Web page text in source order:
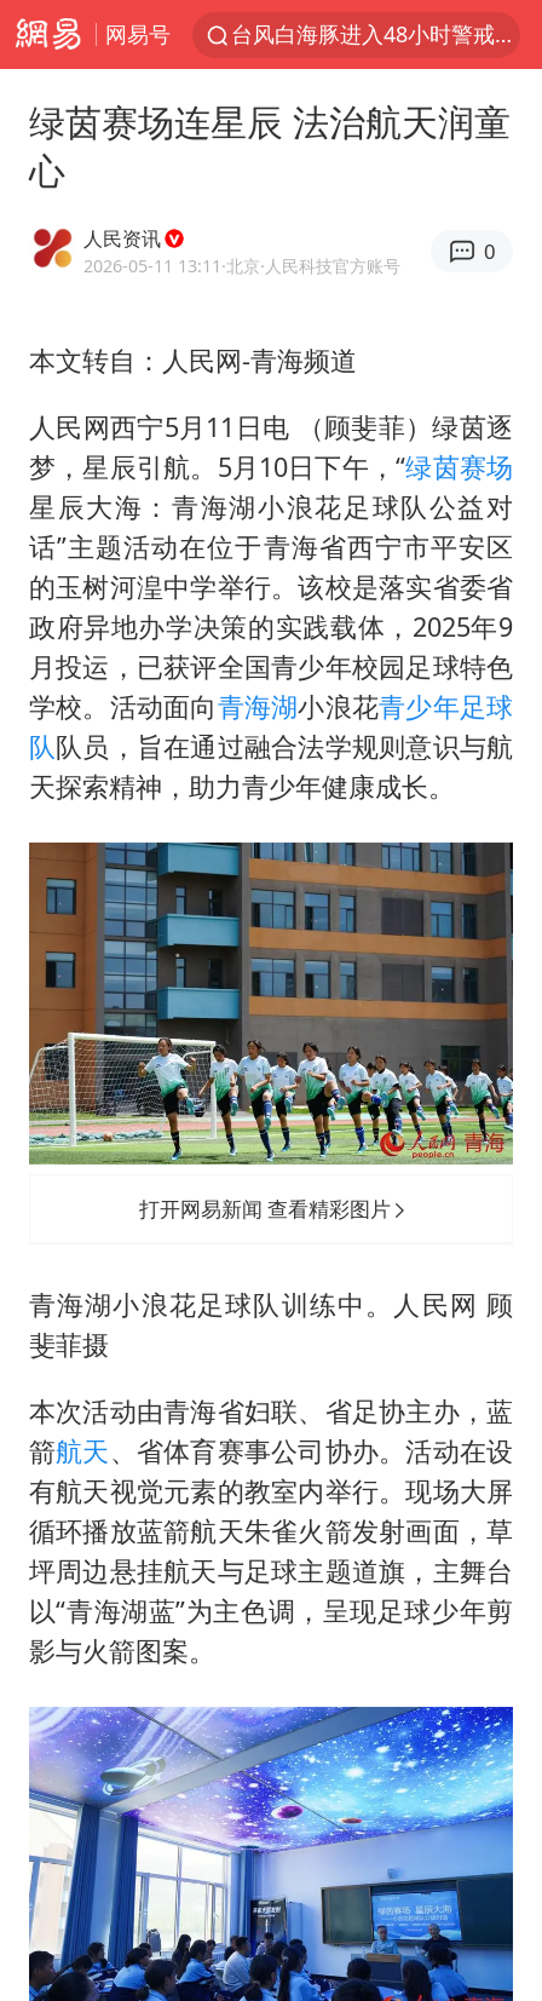
网易号
台风白海豚进入48小时警戒线
宇树科技发行价格150.80元/股
五粮液渠道价一箱上涨近百元
U17国足1分钟轰2球
村民谈“梅姨”：叫的其实是“媒姨”
24小时不关空调 电费会更低吗
中国养老床位“三连降”
哪吒汽车南宁工厂设备降价20%拍卖
郑国霖回应去景区上班被保安拦下
我国编制完成新版全月地质图
“深圳地面沉降致车辆损坏”不实
奋进开新局 实干挑大梁
绿茵赛场连星辰 法治航天润童
心
人民资讯
2026-05-11 13:11 ·北京·人民科技官方账号
0
本文转自：人民网-青海频道
人民网西宁5月11日电 （顾斐菲）绿茵逐
梦，星辰引航。5月10日下午，“绿茵赛场
星辰大海：青海湖小浪花足球队公益对
话”主题活动在位于青海省西宁市平安区
的玉树河湟中学举行。该校是落实省委省
政府异地办学决策的实践载体，2025年9
月投运，已获评全国青少年校园足球特色
学校。活动面向青海湖小浪花青少年足球
队队员，旨在通过融合法学规则意识与航
天探索精神，助力青少年健康成长。
打开网易新闻 查看精彩图片
青海湖小浪花足球队训练中。人民网 顾
斐菲摄
本次活动由青海省妇联、省足协主办，蓝
箭航天、省体育赛事公司协办。活动在设
有航天视觉元素的教室内举行。现场大屏
循环播放蓝箭航天朱雀火箭发射画面，草
坪周边悬挂航天与足球主题道旗，主舞台
以“青海湖蓝”为主色调，呈现足球少年剪
影与火箭图案。